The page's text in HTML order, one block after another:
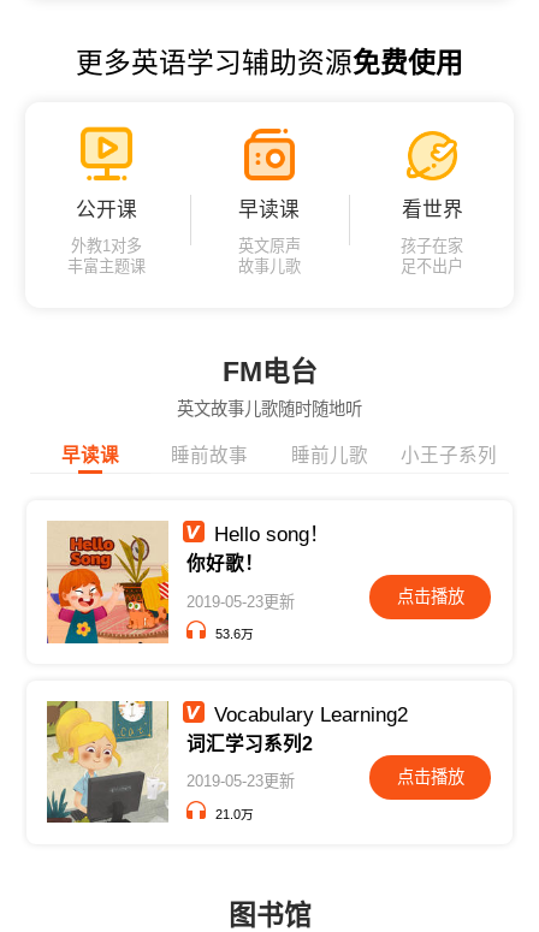
更多英语学习辅助资源免费使用
公开课
外教1对多
丰富主题课
早读课
英文原声
故事儿歌
看世界
孩子在家
足不出户
FM电台
英文故事儿歌随时随地听
早读课 睡前故事 睡前儿歌 小王子系列
Hello song！
你好歌！
2019-05-23更新
53.6万
点击播放
Vocabulary Learning2
词汇学习系列2
2019-05-23更新
21.0万
点击播放
图书馆